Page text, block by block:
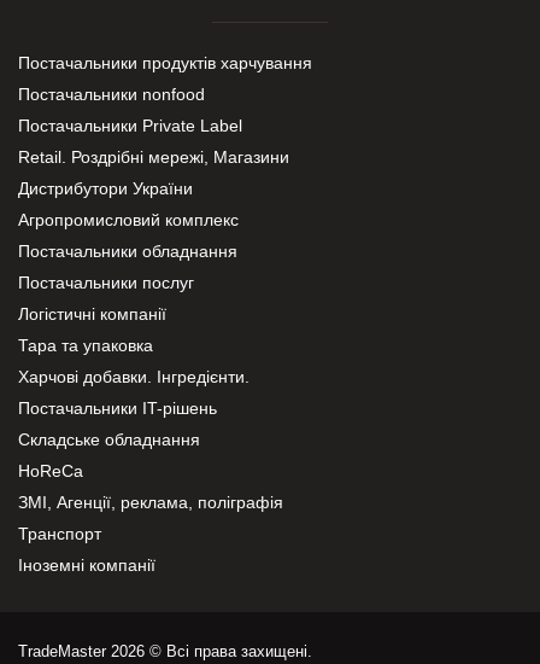
Постачальники продуктів харчування
Постачальники nonfood
Постачальники Private Label
Retail. Роздрібні мережі, Магазини
Дистрибутори України
Агропромисловий комплекс
Постачальники обладнання
Постачальники послуг
Логістичні компанії
Тара та упаковка
Харчові добавки. Інгредієнти.
Постачальники IT-рішень
Складське обладнання
HoReCa
ЗМІ, Агенції, реклама, поліграфія
Транспорт
Іноземні компанії
TradeMaster 2026 © Всі права захищені.